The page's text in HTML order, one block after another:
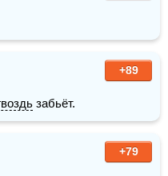
+89
забьёт.
+79